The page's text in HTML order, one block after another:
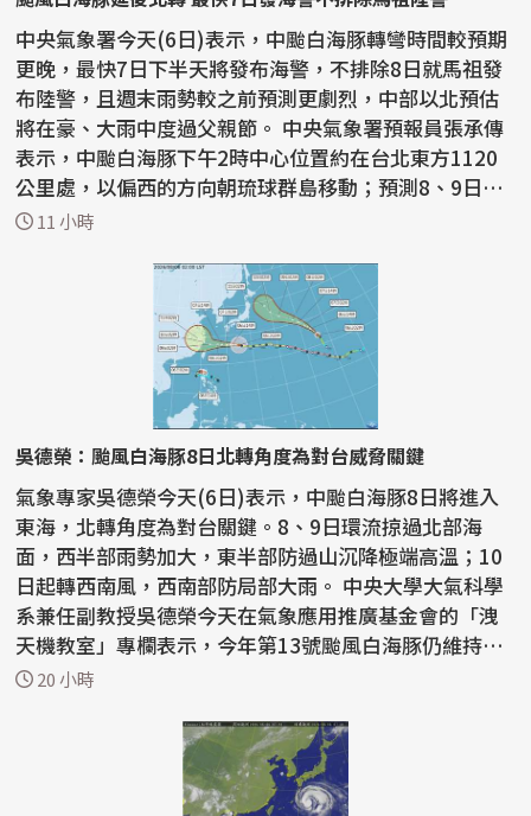
中央氣象署今天(6日)表示，中颱白海豚轉彎時間較預期
更晚，最快7日下半天將發布海警，不排除8日就馬祖發
布陸警，且週末雨勢較之前預測更劇烈，中部以北預估
將在豪、大雨中度過父親節。 中央氣象署預報員張承傳
表示，中颱白海豚下午2時中心位置約在台北東方1120
公里處，以偏西的方向朝琉球群島移動；預測8、9日會
通過台...
11 小時
吳德榮：颱風白海豚8日北轉角度為對台威脅關鍵
氣象專家吳德榮今天(6日)表示，中颱白海豚8日將進入
東海，北轉角度為對台關鍵。8、9日環流掠過北部海
面，西半部雨勢加大，東半部防過山沉降極端高溫；10
日起轉西南風，西南部防局部大雨。 中央大學大氣科學
系兼任副教授吳德榮今天在氣象應用推廣基金會的「洩
天機教室」專欄表示，今年第13號颱風白海豚仍維持大
型中颱，...
20 小時